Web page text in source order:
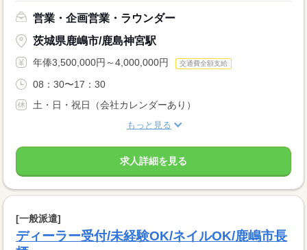
営業・企画営業・ラウンダー
茨城県鹿嶋市/鹿島神宮駅
年俸3,500,000円～4,000,000円 交通費全額支給
08：30〜17：30
土・日・祝日（会社カレンダーあり）
もっと見る
求人詳細を見る
[一般派遣]
ディーラー受付/未経験OK/ネイルOK/鹿嶋市長